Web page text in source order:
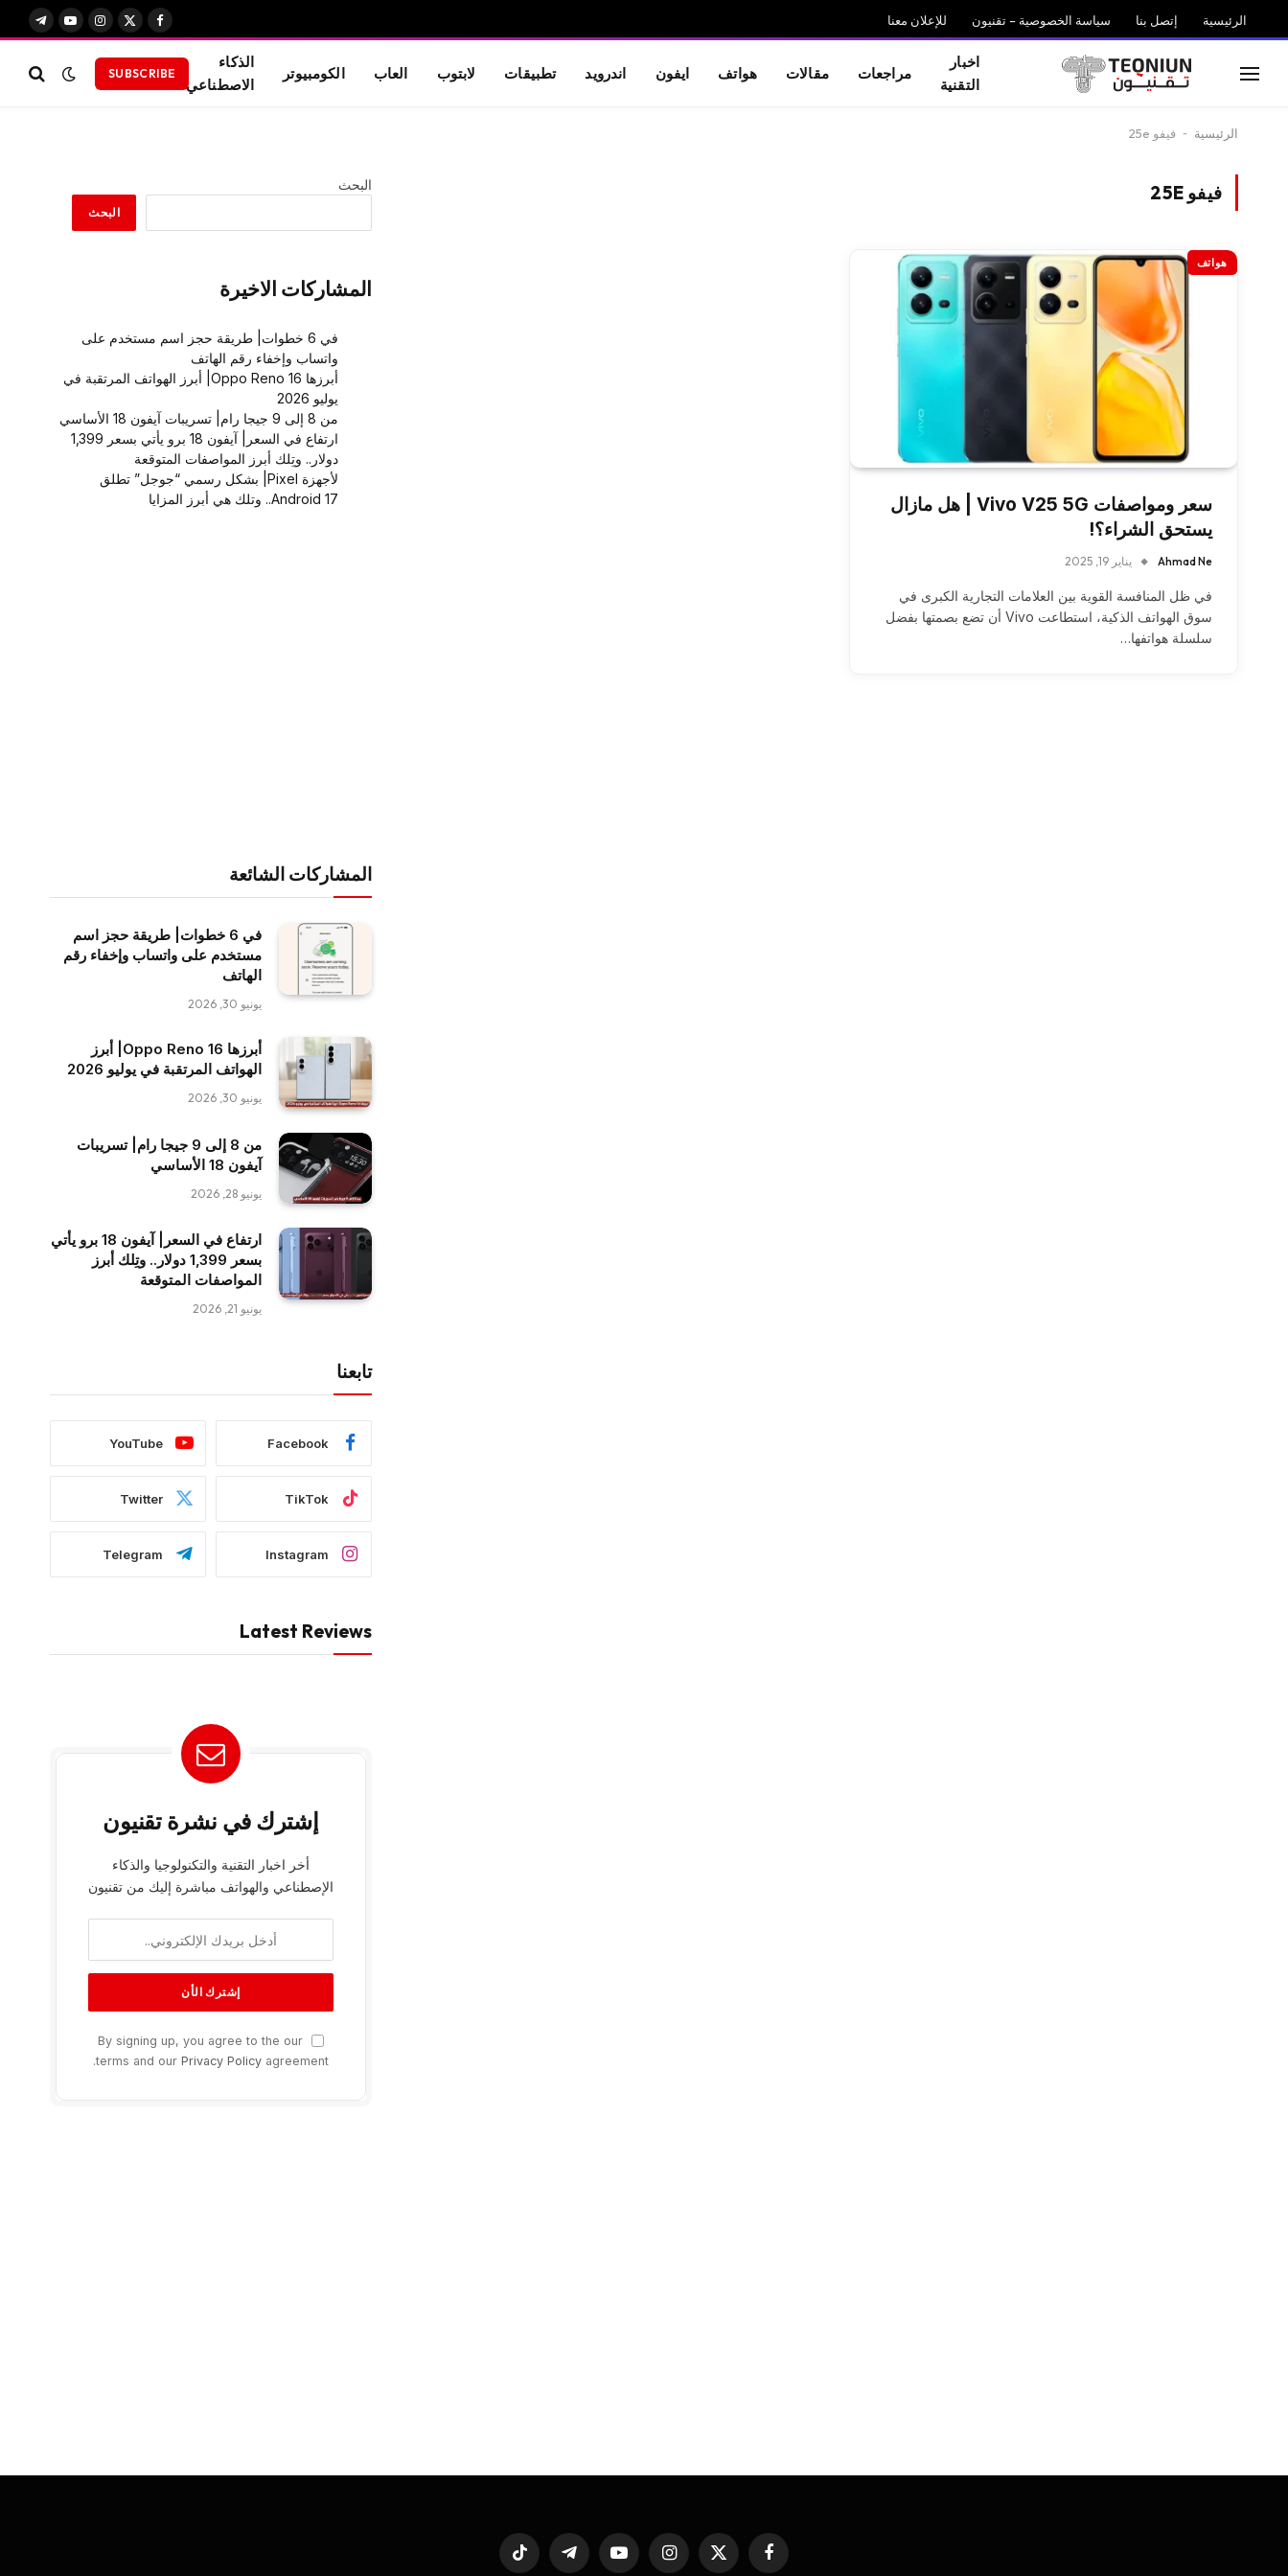
الرئيسية إتصل بنا سياسة الخصوصية – تقنيون للإعلان معنا
فيسبوك
X
الانستغرام
يوتيوبتيلقرام
اخبار
التقنية
مراجعات مقالات هواتف ايفون اندرويد تطبيقات لابتوب العاب الكومبيوتر
الذكاء
الاصطناعي
SUBSCRIBE
الرئيسية - فيفو 25e
فيفو 25E
هواتف
سعر ومواصفات Vivo V25 5G | هل مازال
يستحق الشراء؟!
Ahmad Ne يناير 19, 2025
في ظل المنافسة القوية بين العلامات التجارية الكبرى في
سوق الهواتف الذكية، استطاعت Vivo أن تضع بصمتها بفضل
سلسلة هواتفها…
البحث
البحث
المشاركات الاخيرة
في 6 خطوات| طريقة حجز اسم مستخدم على
واتساب وإخفاء رقم الهاتف
أبرزها Oppo Reno 16| أبرز الهواتف المرتقبة في
يوليو 2026
من 8 إلى 9 جيجا رام| تسريبات آيفون 18 الأساسي
ارتفاع في السعر| آيفون 18 برو يأتي بسعر 1,399
دولار.. وتِلك أبرز المواصفات المتوقعة
لأجهزة Pixel| بشكل رسمي “جوجل” تطلق
Android 17.. وتلك هي أبرز المزايا
المشاركات الشائعة
في 6 خطوات| طريقة حجز اسم
مستخدم على واتساب وإخفاء رقم
الهاتف
يونيو 30, 2026
أبرزها Oppo Reno 16| أبرز
الهواتف المرتقبة في يوليو 2026
يونيو 30, 2026
من 8 إلى 9 جيجا رام| تسريبات
آيفون 18 الأساسي
يونيو 28, 2026
ارتفاع في السعر| آيفون 18 برو يأتي
بسعر 1,399 دولار.. وتِلك أبرز
المواصفات المتوقعة
يونيو 21, 2026
تابعنا
Facebook
YouTube
TikTok
Twitter
Instagram
Telegram
Latest Reviews
إشترك في نشرة تقنيون
أخر اخبار التقنية والتكنولوجيا والذكاء
الإصطناعي والهواتف مباشرة إليك من تقنيون
By signing up, you agree to the our
terms and our Privacy Policy agreement.
فيسبوك
X
الانستغراميوتيوب تيلقرام تيكتوك